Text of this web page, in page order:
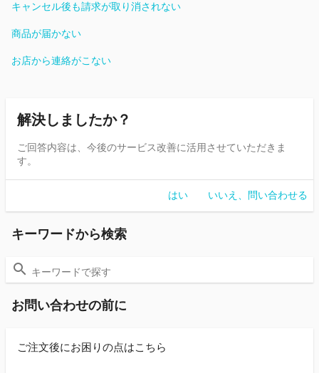
キャンセル後も請求が取り消されない
商品が届かない
お店から連絡がこない
解決しましたか？
ご回答内容は、今後のサービス改善に活用させていただきま
す。
はい いいえ、問い合わせる
キーワードから検索
お問い合わせの前に
ご注文後にお困りの点はこちら